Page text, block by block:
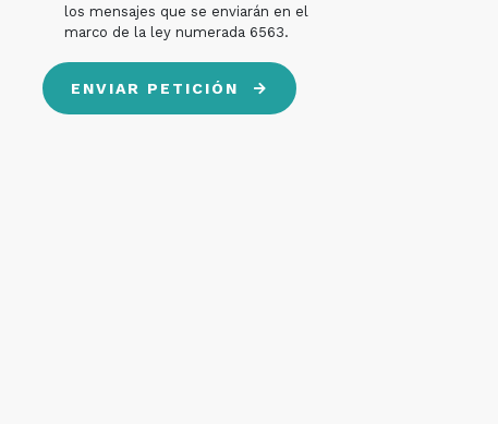
los mensajes que se enviarán en el
marco de la ley numerada 6563.
ENVIAR PETICIÓN